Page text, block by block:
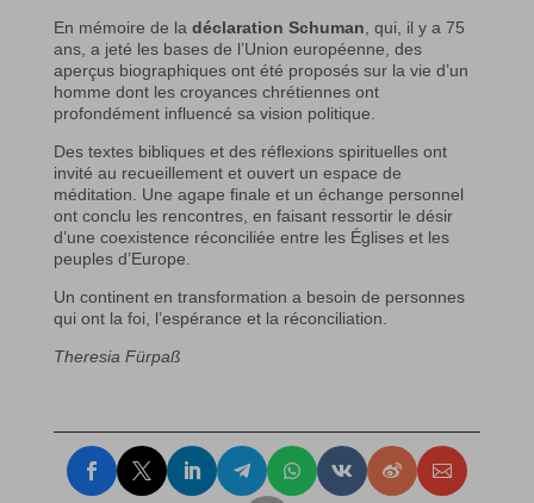
En mémoire de la déclaration Schuman , qui, il y a 75
ans, a jeté les bases de l’Union européenne, des
aperçus biographiques ont été proposés sur la vie d’un
homme dont les croyances chrétiennes ont
profondément influencé sa vision politique.
Des textes bibliques et des réflexions spirituelles ont
invité au recueillement et ouvert un espace de
méditation. Une agape finale et un échange personnel
ont conclu les rencontres, en faisant ressortir le désir
d’une coexistence réconciliée entre les Églises et les
peuples d’Europe.
Un continent en transformation a besoin de personnes
qui ont la foi, l’espérance et la réconciliation.
Theresia Fürpaß